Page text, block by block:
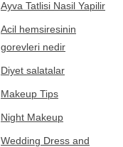
Ayva Tatlisi Nasil Yapilir
Acil hemsiresinin
gorevleri nedir
Diyet salatalar
Makeup Tips
Night Makeup
Wedding Dress and